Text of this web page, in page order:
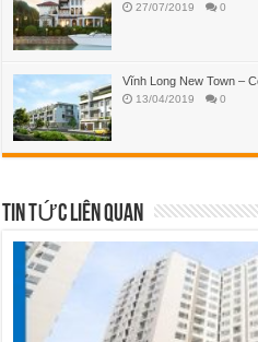
27/07/2019 0
Vĩnh Long New Town –
13/04/2019 0
TIN TỨC LIÊN QUAN